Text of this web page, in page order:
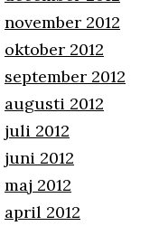
november 2012
oktober 2012
september 2012
augusti 2012
juli 2012
juni 2012
maj 2012
april 2012